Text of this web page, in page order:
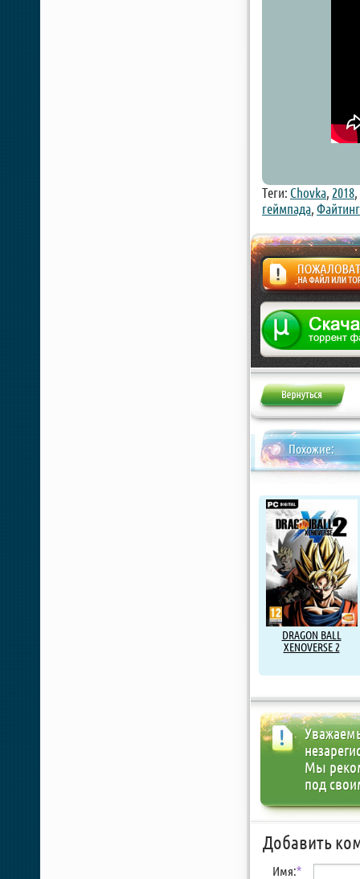
Теги: Chovka, 2018,
геймпада,
Жалоба
Похожие:
DRAGON BALL
XENOVERSE 2
Мы
под
Добавить
Имя:*